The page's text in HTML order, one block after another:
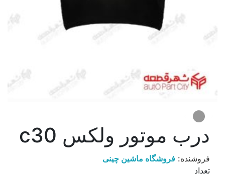
درب موتور ولکس c30
فروشنده: فروشگاه ماشین چینی
تعداد